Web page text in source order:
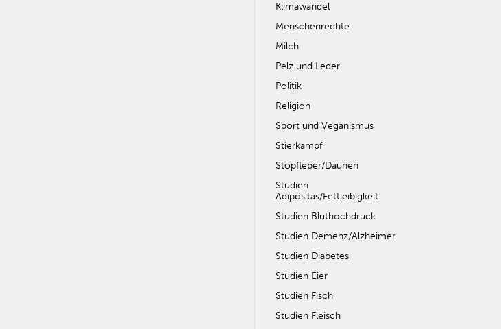
Klimawandel
Menschenrechte
Milch
Pelz und Leder
Politik
Religion
Sport und Veganismus
Stierkampf
Stopfleber/Daunen
Studien
Adipositas/Fettleibigkeit
Studien Bluthochdruck
Studien Demenz/Alzheimer
Studien Diabetes
Studien Eier
Studien Fisch
Studien Fleisch